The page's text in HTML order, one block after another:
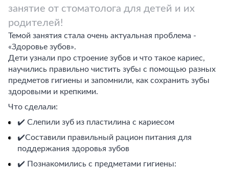
занятие от стоматолога для детей и их
родителей!
Темой занятия стала очень актуальная проблема -
«Здоровье зубов».
Дети узнали про строение зубов и что такое кариес,
научились правильно чистить зубы с помощью разных
предметов гигиены и запомнили, как сохранить зубы
здоровыми и крепкими.
Что сделали:
✔️ Слепили зуб из пластилина с кариесом
✔️Составили правильный рацион питания для
поддержания здоровья зубов
✔️ Познакомились с предметами гигиены: